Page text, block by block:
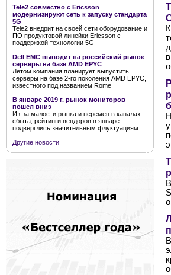
Tele2 совместно с Ericsson
модернизируют сеть к запуску стандарта
5G
Tele2 внедрит на своей сети оборудование и
ПО продуктовой линейки Ericsson с
поддержкой технологии 5G
Dell EMC выводит на российский рынок
серверы на базе AMD EPYC
Летом компания планирует выпустить
серверы на базе 2-го поколения AMD EPYC,
известного под названием Rome
В январе 2019 г. рынок мониторов
пошел вниз
Из-за малости рынка и перемен в каналах
сбыта, рейтинги вендоров в январе
подверглись значительным флуктуациям...
Другие новости